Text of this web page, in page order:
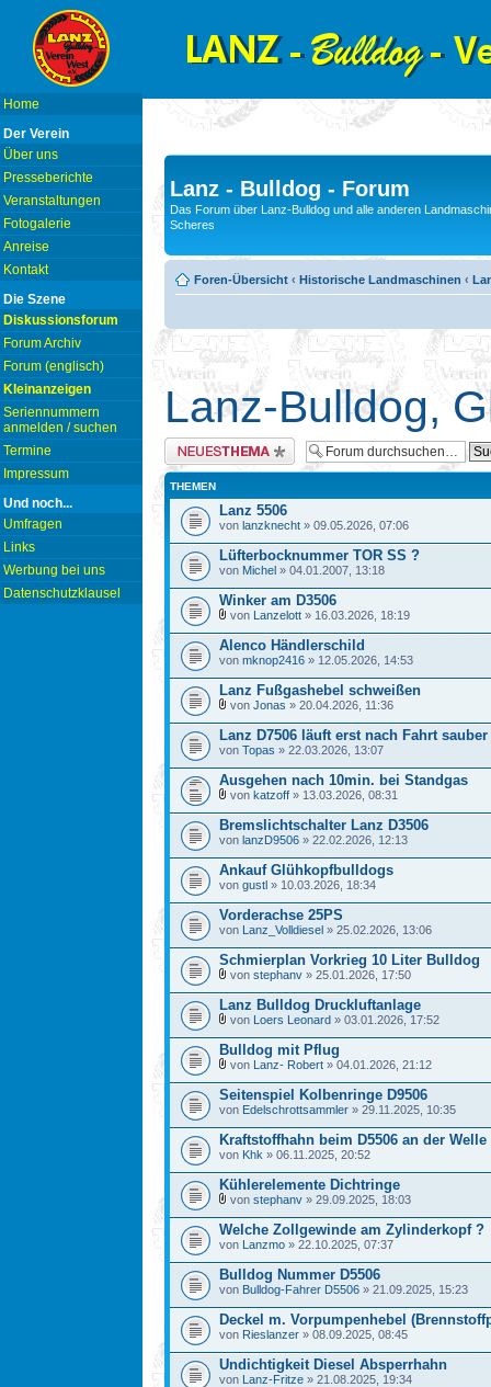
Home
Der Verein
Über uns
Presseberichte
Veranstaltungen
Fotogalerie
Anreise
Kontakt
Die Szene
Diskussionsforum
Forum Archiv
Forum (englisch)
Kleinanzeigen
Seriennummern
anmelden / suchen
Termine
Impressum
Und noch...
Umfragen
Links
Werbung bei uns
Datenschutzklausel
Lanz - Bulldog - Forum
Das Forum über Lanz-Bulldog und alle anderen
Scheres
Foren-Übersicht ‹ Historische Landmaschinen ‹
Lanz-Bulldog,
Neues Thema erstellen
THEMEN
Lanz 5506
von lanzknecht » 09.05.2026, 07:06
Lüfterbocknummer TOR SS ?
von Michel » 04.01.2007, 13:18
Winker am D3506
von Lanzelott » 16.03.2026, 18:19
Alenco Händlerschild
von mknop2416 » 12.05.2026, 14:53
Lanz Fußgashebel schweißen
von Jonas » 20.04.2026, 11:36
Lanz D7506 läuft erst nach Fahrt
von Topas » 22.03.2026, 13:07
Ausgehen nach 10min. bei Standgas
von katzoff » 13.03.2026, 08:31
Bremslichtschalter Lanz D3506
von lanzD9506 » 22.02.2026, 12:13
Ankauf Glühkopfbulldogs
von gustl » 10.03.2026, 18:34
Vorderachse 25PS
von Lanz_Volldiesel » 25.02.2026, 13:06
Schmierplan Vorkrieg 10 Liter Bulldog
von stephanv » 25.01.2026, 17:50
Lanz Bulldog Druckluftanlage
von Loers Leonard » 03.01.2026, 17:52
Bulldog mit Pflug
von Lanz- Robert » 04.01.2026, 21:12
Seitenspiel Kolbenringe D9506
von Edelschrottsammler » 29.11.2025, 10:35
Kraftstoffhahn beim D5506 an der
von Khk » 06.11.2025, 20:52
Kühlerelemente Dichtringe
von stephanv » 29.09.2025, 18:03
Welche Zollgewinde am Zylinderkopf ?
von Lanzmo » 22.10.2025, 07:37
Bulldog Nummer D5506
von Bulldog-Fahrer D5506 » 21.09.2025, 15:23
Deckel m. Vorpumpenhebel
von Rieslanzer » 08.09.2025, 08:45
Undichtigkeit Diesel Absperrhahn
von Lanz-Fritze » 21.08.2025, 19:34